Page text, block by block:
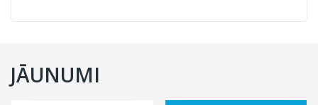
JĀUNUMI